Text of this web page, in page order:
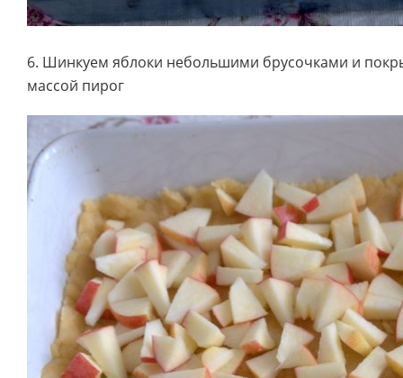
6. Шинкуем яблоки небольшими брусочками и
массой пирог